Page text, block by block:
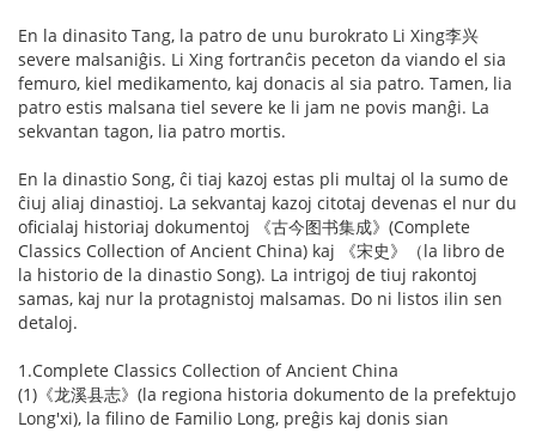
En la dinasito Tang, la patro de unu burokrato Li Xing李兴
severe malsaniĝis. Li Xing fortranĉis peceton da viando el sia
femuro, kiel medikamento, kaj donacis al sia patro. Tamen, lia
patro estis malsana tiel severe ke li jam ne povis manĝi. La
sekvantan tagon, lia patro mortis.
En la dinastio Song, ĉi tiaj kazoj estas pli multaj ol la sumo de
ĉiuj aliaj dinastioj. La sekvantaj kazoj citotaj devenas el nur du
oficialaj historiaj dokumentoj 《古今图书集成》(Complete
Classics Collection of Ancient China) kaj 《宋史》（la libro de
la historio de la dinastio Song). La intrigoj de tiuj rakontoj
samas, kaj nur la protagnistoj malsamas. Do ni listos ilin sen
detaloj.
1.Complete Classics Collection of Ancient China
(1)《龙溪县志》(la regiona historia dokumento de la prefektujo
Long'xi), la filino de Familio Long, preĝis kaj donis sian